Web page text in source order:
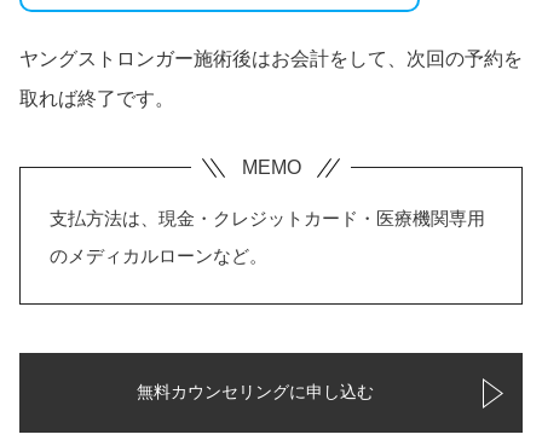
ヤングストロンガー施術後はお会計をして、次回の予約を
取れば終了です。
支払方法は、現金・クレジットカード・医療機関専用
のメディカルローンなど。
無料カウンセリングに申し込む